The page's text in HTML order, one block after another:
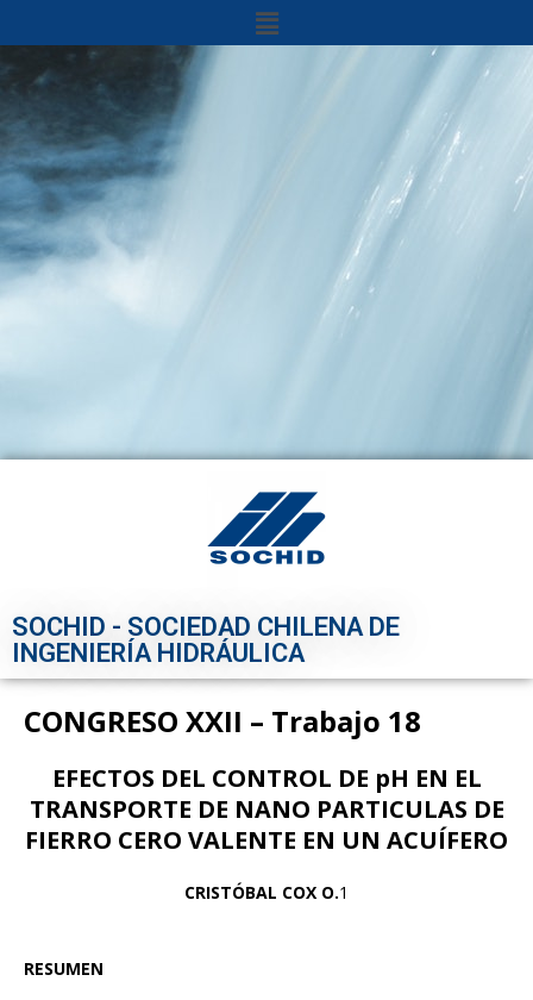
SOCHID - SOCIEDAD CHILENA DE
INGENIERÍA HIDRÁULICA
CONGRESO XXII – Trabajo 18
EFECTOS DEL CONTROL DE pH EN EL
TRANSPORTE DE NANO PARTICULAS DE
FIERRO CERO VALENTE EN UN ACUÍFERO
CRISTÓBAL COX O.1
RESUMEN